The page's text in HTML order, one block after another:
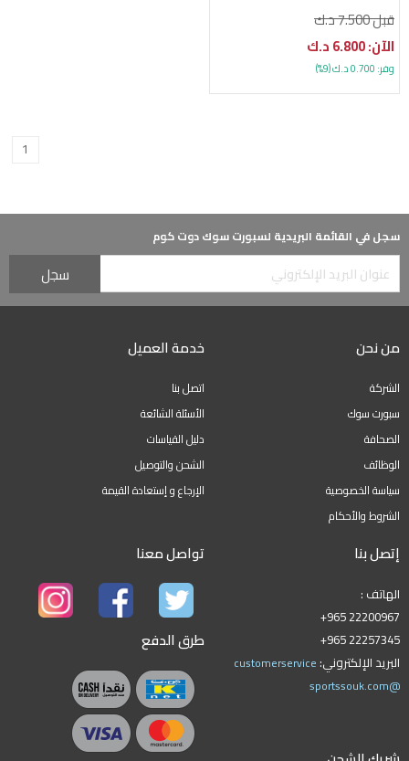
قبل 7.500 د.ك
الآن: 6.800 د.ك
وفر: 0.700 د.ك (9%)
1
سجل في القائمة البريدية لسبورت سوك دوت كوم
من نحن
الشركة
سبورت سوك
الصحافة
الوظائف
سياسة الخصوصية
الشروط والأحكام
خدمة العميل
اتصل بنا
الأسئلة الشائعة
دليل القياسات
الشحن والتوصيل
الإرجاع و إستعادة القيمة
إتصل بنا
الهاتف :
+965 22200967
+965 22257345
البريد الإلكتروني: customerservice
@sportssouk.com
تواصل معنا
طرق الدفع